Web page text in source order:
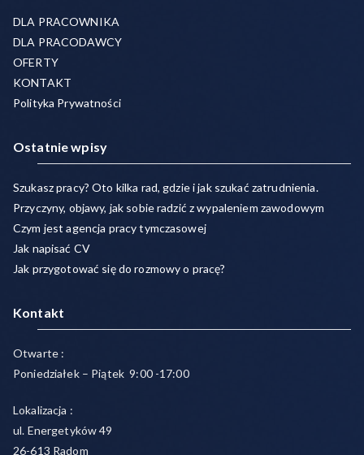
DLA PRACOWNIKA
DLA PRACODAWCY
OFERTY
KONTAKT
Polityka Prywatności
Ostatnie wpisy
Szukasz pracy? Oto kilka rad, gdzie i jak szukać zatrudnienia.
Przyczyny, objawy, jak sobie radzić z wypaleniem zawodowym
Czym jest agencja pracy tymczasowej
Jak napisać CV
Jak przygotować się do rozmowy o pracę?
Kontakt
Otwarte :
Poniedziałek – Piątek 9:00 -17:00
Lokalizacja :
ul. Energetyków 49
26-613 Radom